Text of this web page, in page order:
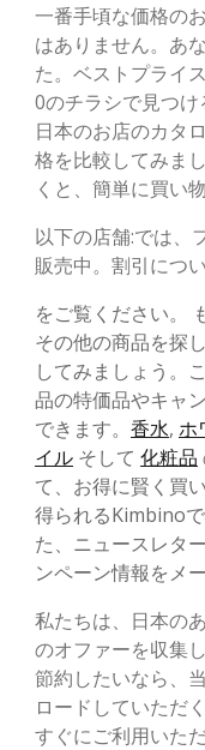
一番手頃な価格の
はありません。あ
た。ベストプライ
0のチラシで見つ
日本のお店のカタ
格を比較してみまし
くと、簡単に買い
以下の店舗:では、
販売中。割引につ
をご覧ください。
その他の商品を探
してみましょう。
品の特価品やキャ
できます。 香水, ホ
イル そして 化粧品
て、お得に賢く買
得られるKimbino
た、ニュースレタ
ンペーン情報をメ
私たちは、日本の
のオファーを収集
節約したいなら、
ロードしていただ
すぐにご利用いただ